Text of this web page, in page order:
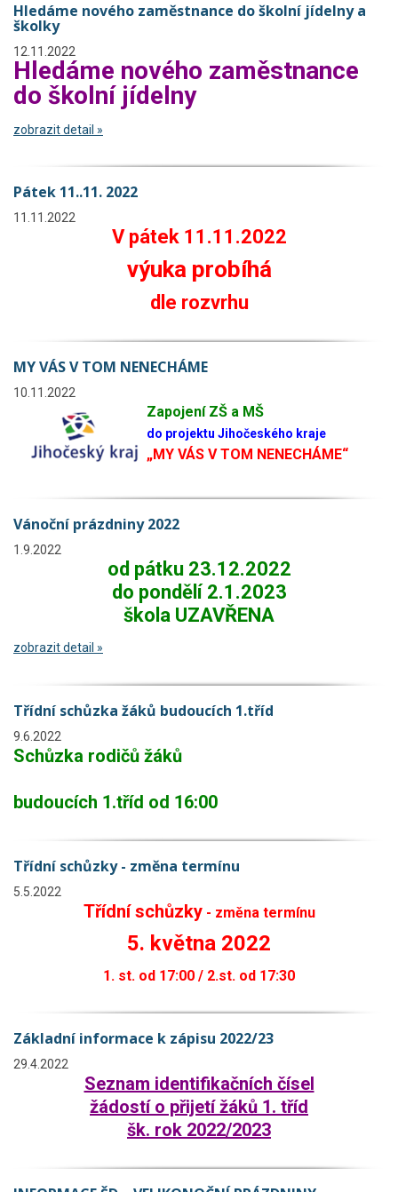
Hledáme nového zaměstnance do školní jídelny a
školky
12.11.2022
Hledáme nového zaměstnance
do školní jídelny
zobrazit detail »
Pátek 11..11. 2022
11.11.2022
V pátek 11.11.2022
výuka probíhá
dle rozvrhu
MY VÁS V TOM NENECHÁME
10.11.2022
Zapojení ZŠ a MŠ
do projektu Jihočeského kraje
„MY VÁS V TOM NENECHÁME“
Vánoční prázdniny 2022
1.9.2022
od pátku 23.12.2022
do pondělí 2.1.2023
škola UZAVŘENA
zobrazit detail »
Třídní schůzka žáků budoucích 1.tříd
9.6.2022
Schůzka rodičů žáků
budoucích 1.tříd od 16:00
Třídní schůzky - změna termínu
5.5.2022
Třídní schůzky- změna termínu
5. května 2022
1. st. od 17:00 / 2.st. od 17:30
Základní informace k zápisu 2022/23
29.4.2022
Seznam identifikačních čísel
žádostío přijetí žáků 1. tříd
šk. rok 2022/2023